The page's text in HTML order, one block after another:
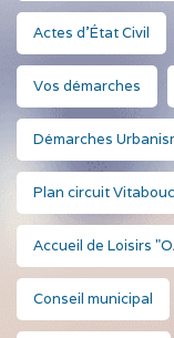
Actes d'État Civil
Vos démarches
Démarches
Plan circuit
Accueil de Loisirs
Conseil municipal